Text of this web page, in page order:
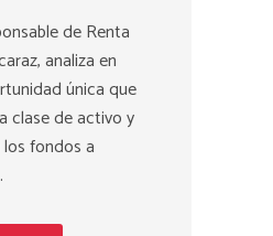
de Renta
analiza en
única que
clase de activo y
fondos a